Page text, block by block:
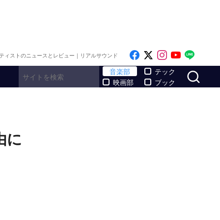
ィストのニュースとレビュー｜リアルサウンド Like on Facebook
Follow on x
Follow on
Follow
音楽部
映画部
テック
ブック
に